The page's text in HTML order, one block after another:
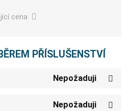
cena
PŘÍSLUŠENSTVÍ
Nepožaduji
Nepožaduji